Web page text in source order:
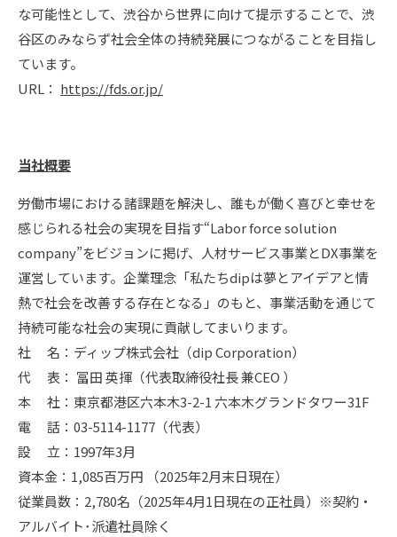
な可能性として、渋谷から世界に向けて提示することで、渋
谷区のみならず社会全体の持続発展につながることを目指し
ています。
URL： https://fds.or.jp/
当社概要
労働市場における諸課題を解決し、誰もが働く喜びと幸せを
感じられる社会の実現を目指す“Labor force solution
company”をビジョンに掲げ、人材サービス事業とDX事業を
運営しています。企業理念「私たちdipは夢とアイデアと情
熱で社会を改善する存在となる」のもと、事業活動を通じて
持続可能な社会の実現に貢献してまいります。
社 名：ディップ株式会社（dip Corporation）
代 表： 冨田 英揮（代表取締役社長 兼CEO ）
本 社：東京都港区六本木3-2-1 六本木グランドタワー31F
電 話：03-5114-1177（代表）
設 立：1997年3月
資本金：1,085百万円 （2025年2月末日現在）
従業員数：2,780名（2025年4月1日現在の正社員）※契約・
アルバイト･派遣社員除く